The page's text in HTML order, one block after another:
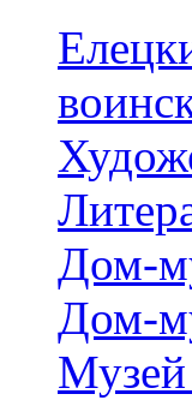
Дом-
Дом-
Музей